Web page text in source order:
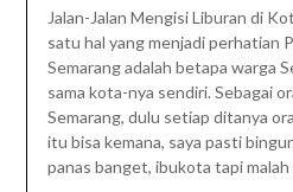
Jalan-Jalan Mengisi Liburan di
satu hal yang menjadi perhatian
Semarang adalah betapa warga
sama kota-nya sendiri. Sebagai
Semarang, dulu setiap ditanya
itu bisa kemana, saya pasti
panas banget, ibukota tapi